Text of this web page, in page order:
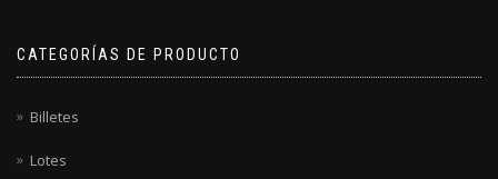
CATEGORÍAS DE PRODUCTO
Billetes
Lotes